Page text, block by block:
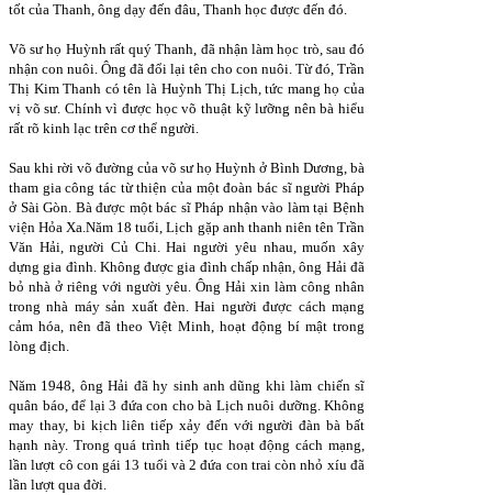
tốt của Thanh, ông dạy đến đâu, Thanh học được đến đó.
Võ sư họ Huỳnh rất quý Thanh, đã nhận làm học trò, sau đó
nhận con nuôi. Ông đã đổi lại tên cho con nuôi. Từ đó, Trần
Thị Kim Thanh có tên là Huỳnh Thị Lịch, tức mang họ của
vị võ sư. Chính vì được học võ thuật kỹ lưỡng nên bà hiểu
rất rõ kinh lạc trên cơ thể người.
Sau khi rời võ đường của võ sư họ Huỳnh ở Bình Dương, bà
tham gia công tác từ thiện của một đoàn bác sĩ người Pháp
ở Sài Gòn. Bà được một bác sĩ Pháp nhận vào làm tại Bệnh
viện Hỏa Xa.Năm 18 tuổi, Lịch gặp anh thanh niên tên Trần
Văn Hải, người Củ Chi. Hai người yêu nhau, muốn xây
dựng gia đình. Không được gia đình chấp nhận, ông Hải đã
bỏ nhà ở riêng với người yêu. Ông Hải xin làm công nhân
trong nhà máy sản xuất đèn. Hai người được cách mạng
cảm hóa, nên đã theo Việt Minh, hoạt động bí mật trong
lòng địch.
Năm 1948, ông Hải đã hy sinh anh dũng khi làm chiến sĩ
quân báo, để lại 3 đứa con cho bà Lịch nuôi dưỡng. Không
may thay, bi kịch liên tiếp xảy đến với người đàn bà bất
hạnh này. Trong quá trình tiếp tục hoạt động cách mạng,
lần lượt cô con gái 13 tuổi và 2 đứa con trai còn nhỏ xíu đã
lần lượt qua đời.